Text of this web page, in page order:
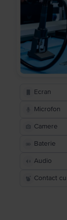
Ecran
Microfon
Camere
Baterie
Audio
Contact